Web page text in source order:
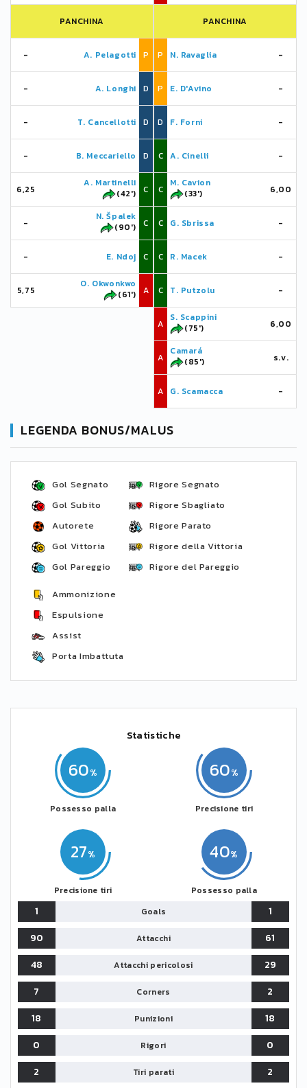
PANCHINA
- A. Pelagotti P
- A. Longhi D
- T. Cancellotti D
- B. Meccariello D
6,25
A. Martinelli
(42')
C
-
N. Špalek
(90')
C
- E. Ndoj C
5,75
O. Okwonkwo
(61')
A
PANCHINA
P N. Ravaglia -
P E. D'Avino -
D F. Forni -
C A. Cinelli -
C
M. Cavion
(33')
6,00
C G. Sbrissa -
C R. Macek -
C T. Putzolu -
A
S. Scappini
(75')
6,00
A
Camará
(85')
s.v.
A G. Scamacca -
LEGENDA BONUS/MALUS
Gol Segnato
Gol Subito
Autorete
Gol Vittoria
Gol Pareggio
Rigore Segnato
Rigore Sbagliato
Rigore Parato
Rigore della Vittoria
Rigore del Pareggio
Ammonizione
Espulsione
Assist
Porta Imbattuta
Statistiche
60
Possesso palla
27
Precisione tiri
40
Possesso palla
60
Precisione tiri
1 Goals
1
90
Attacchi
61
48
Attacchi pericolosi
29
7
Corners
2
18
Punizioni
18
0
Rigori
0
2
Tiri parati 2